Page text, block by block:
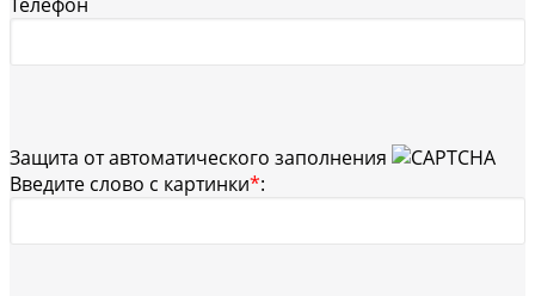
Защита от автоматического заполнения
Введите слово с картинки*: